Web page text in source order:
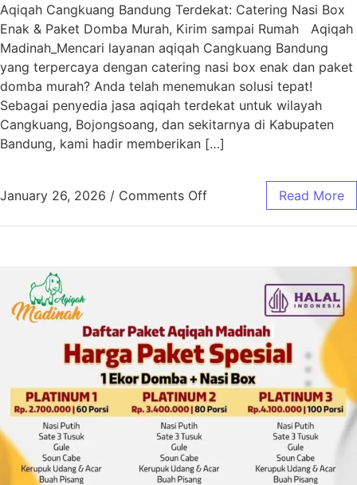
Aqiqah Cangkuang Bandung Terdekat: Catering Nasi Box
Enak & Paket Domba Murah, Kirim sampai Rumah Aqiqah
Madinah_Mencari layanan aqiqah Cangkuang Bandung
yang terpercaya dengan catering nasi box enak dan paket
domba murah? Anda telah menemukan solusi tepat!
Sebagai penyedia jasa aqiqah terdekat untuk wilayah
Cangkuang, Bojongsoang, dan sekitarnya di Kabupaten
Bandung, kami hadir memberikan […]
January 26, 2026 / Comments Off Read More